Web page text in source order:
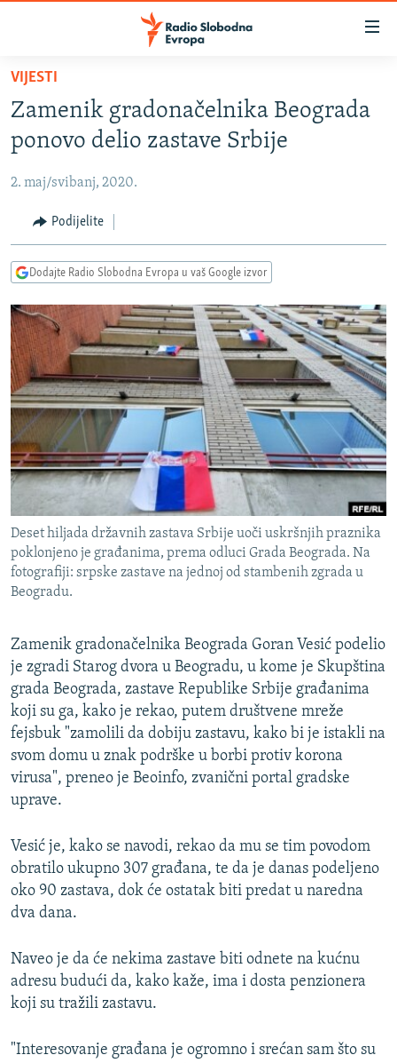
Pređite
glavni
sadržaj
Pređite
na
navigaciju
Pređite
na
BOSNA I HERCEGOVINA
SRBIJA
KOSOVO
CRNA GORA
VIDEO
FOTOGALERIJE
INFOGRAFIKE
PODCASTI
RAT U UKRAJINI
KINA NA BALKANU
RSE PRIČE IZ SVIJETA
ISPRIČAJ MI
DNEVNO@RSE
SPECIJALI RSE
VIŠE OD NASLOVA
GENOCID U SREBRENICI
POPLAVE I KLIZIŠTA U BIH 2024.
POST SCRIPTUM
MOJA EVROPA
TRI DECENIJE OD RATA U BIH
SVE KARTE DEJTONA
NASTANAK I RASPAD JUGOSLAVIJE
PRATITE NAS
VIJESTI
Zamenik gradonačelnika Beograda
ponovo delio zastave Srbije
2. maj/svibanj, 2020.
Podijelite
Dodajte Radio Slobodna Evropa u vaš Google izvor
Deset hiljada državnih zastava Srbije uoči uskršnjih praznika
poklonjeno je građanima, prema odluci Grada Beograda. Na
fotografiji: srpske zastave na jednoj od stambenih zgrada u
Beogradu.
Zamenik gradonačelnika Beograda Goran Vesić podelio
je zgradi Starog dvora u Beogradu, u kome je Skupština
grada Beograda, zastave Republike Srbije građanima
koji su ga, kako je rekao, putem društvene mreže
fejsbuk "zamolili da dobiju zastavu, kako bi je istakli na
svom domu u znak podrške u borbi protiv korona
virusa", preneo je Beoinfo, zvanični portal gradske
uprave.
Vesić je, kako se navodi, rekao da mu se tim povodom
obratilo ukupno 307 građana, te da je danas podeljeno
oko 90 zastava, dok će ostatak biti predat u naredna
dva dana.
Naveo je da će nekima zastave biti odnete na kućnu
adresu budući da, kako kaže, ima i dosta penzionera
koji su tražili zastavu.
"Interesovanje građana je ogromno i srećan sam što su